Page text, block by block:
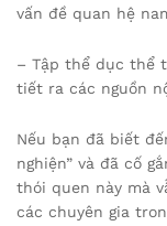
vấn đề quan hệ
– Tập thể dục thể
tiết ra các nguồn
Nếu bạn đã biết
nghiện” và đã cố
thói quen này mà
các chuyên gia